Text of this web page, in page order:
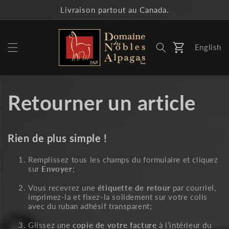
au
Livraison partout au Canada.
Panier English
Retourner un article
Rien de plus simple !
Remplissez tous les champs du formulaire et cliquez
sur Envoyer;
Vous recevrez une étiquette de retour par courriel,
imprimez-la et fixez-la solidement sur votre colis
avec du ruban adhésif transparent;
Glissez unecopie de votre facture à l’intérieur du